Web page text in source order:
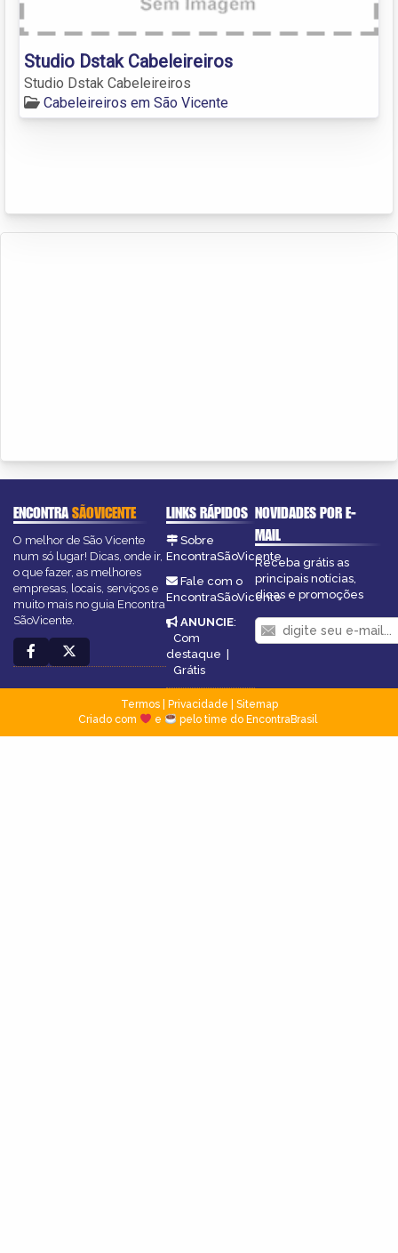
Studio Dstak Cabeleireiros
Studio Dstak Cabeleireiros
Cabeleireiros em São Vicente
ENCONTRASÃOVICENTE
O melhor de São Vicente
num só lugar! Dicas, onde ir,
o que fazer, as melhores
empresas, locais, serviços e
muito mais no guia Encontra
SãoVicente.
LINKS RÁPIDOS
Sobre
EncontraSãoVicente
Fale com o
EncontraSãoVicente
ANUNCIE:
Com
destaque |
Grátis
NOVIDADES POR E-
MAIL
Receba grátis as
principais notícias,
dicas e promoções
Termos| Privacidade
Sitemap
Criado com
e pelo time do EncontraBrasil